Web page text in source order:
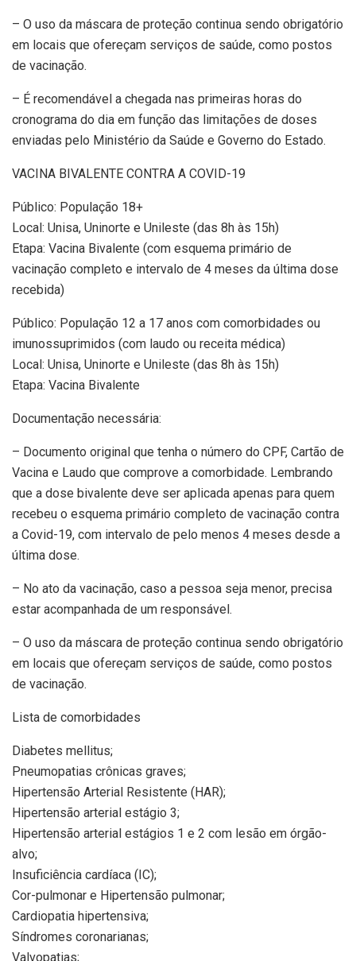
– O uso da máscara de proteção continua sendo obrigatório
em locais que ofereçam serviços de saúde, como postos
de vacinação.
– É recomendável a chegada nas primeiras horas do
cronograma do dia em função das limitações de doses
enviadas pelo Ministério da Saúde e Governo do Estado.
VACINA BIVALENTE CONTRA A COVID-19
Público: População 18+
Local: Unisa, Uninorte e Unileste (das 8h às 15h)
Etapa: Vacina Bivalente (com esquema primário de
vacinação completo e intervalo de 4 meses da última dose
recebida)
Público: População 12 a 17 anos com comorbidades ou
imunossuprimidos (com laudo ou receita médica)
Local: Unisa, Uninorte e Unileste (das 8h às 15h)
Etapa: Vacina Bivalente
Documentação necessária:
– Documento original que tenha o número do CPF, Cartão de
Vacina e Laudo que comprove a comorbidade. Lembrando
que a dose bivalente deve ser aplicada apenas para quem
recebeu o esquema primário completo de vacinação contra
a Covid-19, com intervalo de pelo menos 4 meses desde a
última dose.
– No ato da vacinação, caso a pessoa seja menor, precisa
estar acompanhada de um responsável.
– O uso da máscara de proteção continua sendo obrigatório
em locais que ofereçam serviços de saúde, como postos
de vacinação.
Lista de comorbidades
Diabetes mellitus;
Pneumopatias crônicas graves;
Hipertensão Arterial Resistente (HAR);
Hipertensão arterial estágio 3;
Hipertensão arterial estágios 1 e 2 com lesão em órgão-
alvo;
Insuficiência cardíaca (IC);
Cor-pulmonar e Hipertensão pulmonar;
Cardiopatia hipertensiva;
Síndromes coronarianas;
Valvopatias;